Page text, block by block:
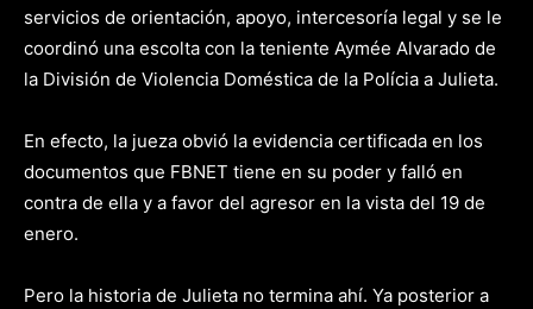
servicios de orientación, apoyo, intercesoría legal y se le
coordinó una escolta con la teniente Aymée Alvarado de
la División de Violencia Doméstica de la Polícia a Julieta.
En efecto, la jueza obvió la evidencia certificada en los
documentos que FBNET tiene en su poder y falló en
contra de ella y a favor del agresor en la vista del 19 de
enero.
Pero la historia de Julieta no termina ahí. Ya posterior a